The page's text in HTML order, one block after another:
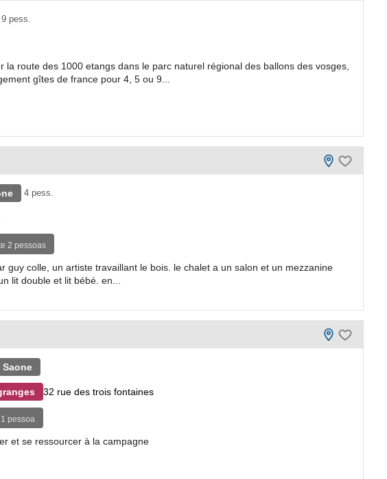
9 pess.
la route des 1000 etangs dans le parc naturel régional des ballons des vosges,
gîtes de france pour 4, 5 ou 9...
4 pess.
2 pessoas
guy colle, un artiste travaillant le bois. le chalet a un salon et un mezzanine
lit double et lit bébé. en...
32 rue des trois fontaines
pessoa
et se ressourcer à la campagne